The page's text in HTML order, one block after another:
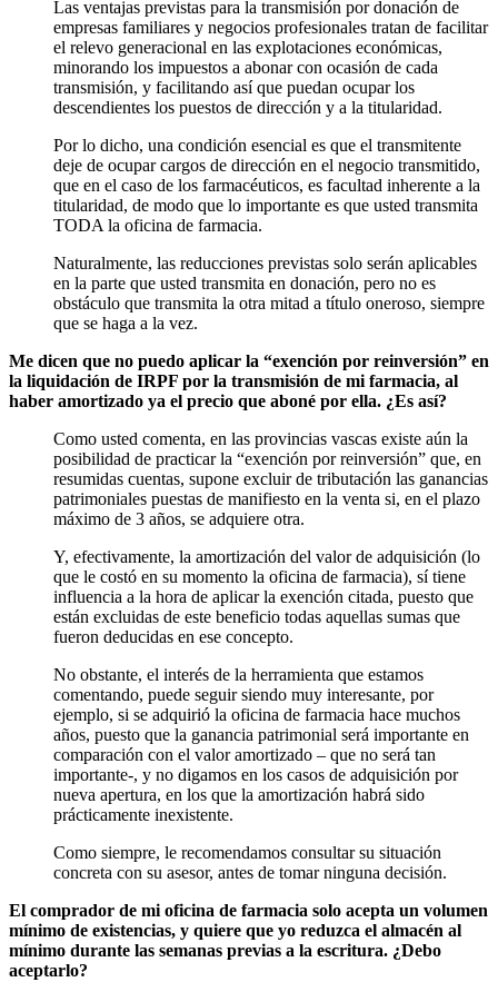
Las ventajas previstas para la transmisión por donación de
empresas familiares y negocios profesionales tratan de facilitar
el relevo generacional en las explotaciones económicas,
minorando los impuestos a abonar con ocasión de cada
transmisión, y facilitando así que puedan ocupar los
descendientes los puestos de dirección y a la titularidad.
Por lo dicho, una condición esencial es que el transmitente
deje de ocupar cargos de dirección en el negocio transmitido,
que en el caso de los farmacéuticos, es facultad inherente a la
titularidad, de modo que lo importante es que usted transmita
TODA la oficina de farmacia.
Naturalmente, las reducciones previstas solo serán aplicables
en la parte que usted transmita en donación, pero no es
obstáculo que transmita la otra mitad a título oneroso, siempre
que se haga a la vez.
Me dicen que no puedo aplicar la “exención por reinversión” en
la liquidación de IRPF por la transmisión de mi farmacia, al
haber amortizado ya el precio que aboné por ella. ¿Es así?
Como usted comenta, en las provincias vascas existe aún la
posibilidad de practicar la “exención por reinversión” que, en
resumidas cuentas, supone excluir de tributación las ganancias
patrimoniales puestas de manifiesto en la venta si, en el plazo
máximo de 3 años, se adquiere otra.
Y, efectivamente, la amortización del valor de adquisición (lo
que le costó en su momento la oficina de farmacia), sí tiene
influencia a la hora de aplicar la exención citada, puesto que
están excluidas de este beneficio todas aquellas sumas que
fueron deducidas en ese concepto.
No obstante, el interés de la herramienta que estamos
comentando, puede seguir siendo muy interesante, por
ejemplo, si se adquirió la oficina de farmacia hace muchos
años, puesto que la ganancia patrimonial será importante en
comparación con el valor amortizado – que no será tan
importante-, y no digamos en los casos de adquisición por
nueva apertura, en los que la amortización habrá sido
prácticamente inexistente.
Como siempre, le recomendamos consultar su situación
concreta con su asesor, antes de tomar ninguna decisión.
El comprador de mi oficina de farmacia solo acepta un volumen
mínimo de existencias, y quiere que yo reduzca el almacén al
mínimo durante las semanas previas a la escritura. ¿Debo
aceptarlo?